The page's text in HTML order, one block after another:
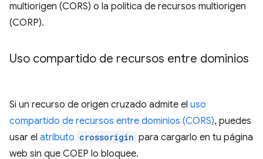
multiorigen (CORS) o la política de recursos multiorigen
(CORP).
Uso compartido de recursos entre dominios
Si un recurso de origen cruzado admite el uso
compartido de recursos entre dominios (CORS), puedes
usar el atributo crossorigin para cargarlo en tu página
web sin que COEP lo bloquee.